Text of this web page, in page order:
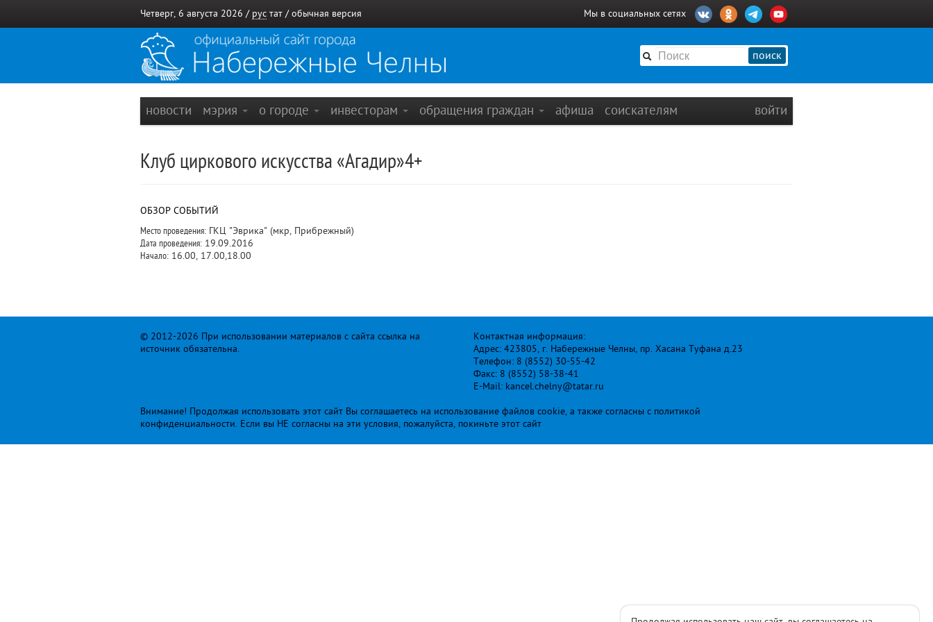
Четверг, 6 августа 2026 / рус тат / обычная версия Мы в социальных сетях
поиск
новости мэрия о городе инвесторам обращения граждан афиша соискателям войти
Клуб циркового искусства «Агадир»4+
ОБЗОР СОБЫТИЙ
Место проведения: ГКЦ "Эврика" (мкр, Прибрежный)
Дата проведения: 19.09.2016
Начало: 16.00, 17.00,18.00
© 2012-2026 При использовании материалов с сайта ссылка на
источник обязательна.
Контактная информация:
Адрес: 423805, г. Набережные Челны, пр. Хасана Туфана д.23
Телефон: 8 (8552) 30-55-42
Факс: 8 (8552) 58-38-41
E-Mail: kancel.chelny@tatar.ru
Внимание! Продолжая использовать этот сайт Вы соглашаетесь на использование файлов cookie, а также согласны с политикой
конфиденциальности. Если вы НЕ согласны на эти условия, пожалуйста, покиньте этот сайт